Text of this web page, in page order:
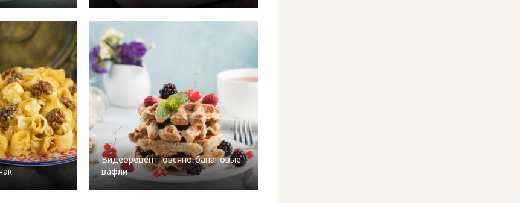
Видеорецепт: овсяно-банановые
вафли